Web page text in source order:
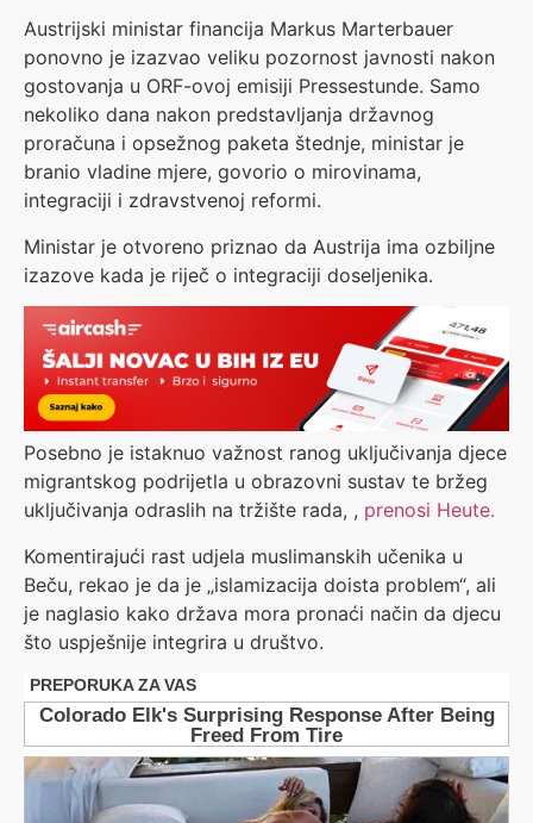
Austrijski ministar financija Markus Marterbauer
ponovno je izazvao veliku pozornost javnosti nakon
gostovanja u ORF-ovoj emisiji Pressestunde. Samo
nekoliko dana nakon predstavljanja državnog
proračuna i opsežnog paketa štednje, ministar je
branio vladine mjere, govorio o mirovinama,
integraciji i zdravstvenoj reformi.
Ministar je otvoreno priznao da Austrija ima ozbiljne
izazove kada je riječ o integraciji doseljenika.
Posebno je istaknuo važnost ranog uključivanja djece
migrantskog podrijetla u obrazovni sustav te bržeg
uključivanja odraslih na tržište rada, , prenosi Heute.
Komentirajući rast udjela muslimanskih učenika u
Beču, rekao je da je „islamizacija doista problem“, ali
je naglasio kako država mora pronaći način da djecu
što uspješnije integrira u društvo.